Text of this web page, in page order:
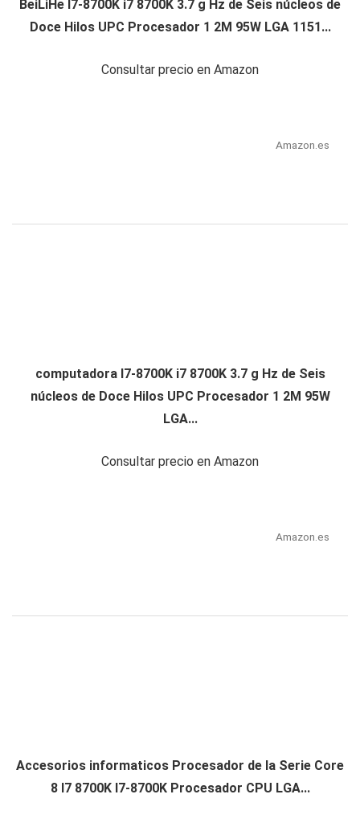
BeiLiHe I7-8700K i7 8700K 3.7 g Hz de Seis núcleos de
Doce Hilos UPC Procesador 1 2M 95W LGA 1151...
Consultar precio en Amazon
Amazon.es
computadora I7-8700K i7 8700K 3.7 g Hz de Seis
núcleos de Doce Hilos UPC Procesador 1 2M 95W
LGA...
Consultar precio en Amazon
Amazon.es
Accesorios informaticos Procesador de la Serie Core
8 I7 8700K I7-8700K Procesador CPU LGA...